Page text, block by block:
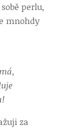
perlu,
mnohdy
za